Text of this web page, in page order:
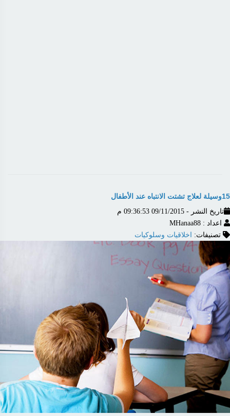
15وسيلة لعلاج تشتت الانتباه عند الأطفال
تاريخ النشر - 09/11/2015 09:36:53 م
اعداد : MHanaa88
تصنيفات:
اخلاقيات وسلوكيات